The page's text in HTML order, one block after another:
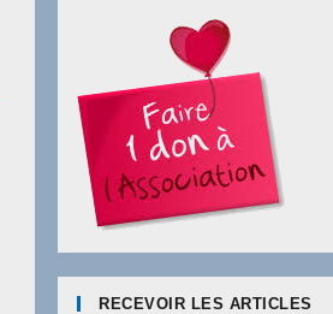
RECEVOIR LES ARTICLES